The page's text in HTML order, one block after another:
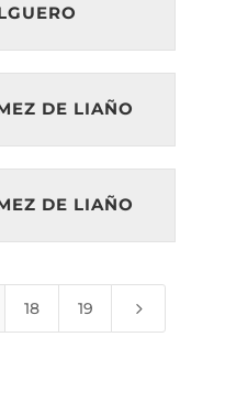
DE LIAÑO
DE LIAÑO
18 19 5